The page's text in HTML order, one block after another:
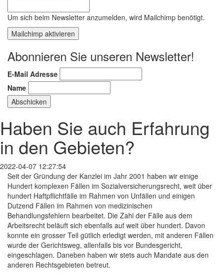
Um sich beim Newsletter anzumelden, wird Mailchimp benötigt.
Mailchimp aktivieren
Abonnieren Sie unseren Newsletter!
E-Mail Adresse
Name
Haben Sie auch Erfahrung
in den Gebieten?
2022-04-07 12:27:54
Seit der Gründung der Kanzlei im Jahr 2001 haben wir einige
Hundert komplexen Fällen im Sozialversicherungsrecht, weit über
hundert Haftpflichtfälle im Rahmen von Unfällen und einigen
Dutzend Fällen im Rahmen von medizinischen
Behandlungsfehlern bearbeitet. Die Zahl der Fälle aus dem
Arbeitsrecht beläuft sich ebenfalls auf weit über hundert. Davon
konnte ein grosser Teil gütlich erledigt werden, mit anderen Fällen
wurde der Gerichtsweg, allenfalls bis vor Bundesgericht,
eingeschlagen. Daneben haben wir stets auch Mandate aus den
anderen Rechtsgebieten betreut.